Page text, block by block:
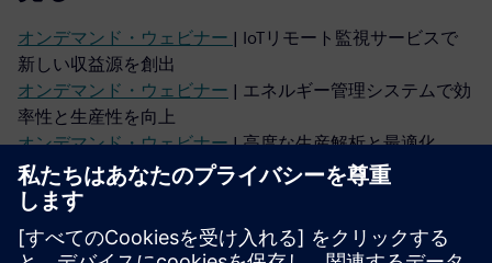
オンデマンド・ウェビナー | IoTリモート監視サービスで
新しい収益源を創出
オンデマンド・ウェビナー | エネルギー管理システムで効
率性と生産性を向上
オンデマンド・ウェビナー| 高度な生産解析と最適化
聴く